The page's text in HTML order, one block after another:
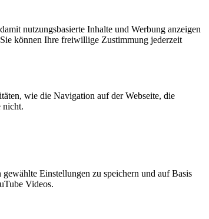
nutzungsbasierte Inhalte und Werbung anzeigen
können Ihre freiwillige Zustimmung jederzeit
wie die Navigation auf der Webseite, die
nicht.
Einstellungen zu speichern und auf Basis
Videos.